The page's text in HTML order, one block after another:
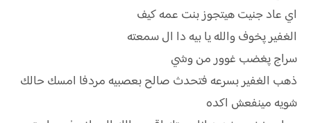
اي عاد جنيت هيتجوز بنت عمه كيف
الغفير پخوف والله يا بيه دا ال سمعته
سراج پغضب غوور من وشي
ذهب الغفير بسرعه فتحدث صالح بعصبيه مردفا امسك حالك
شويه مينفعش اكده